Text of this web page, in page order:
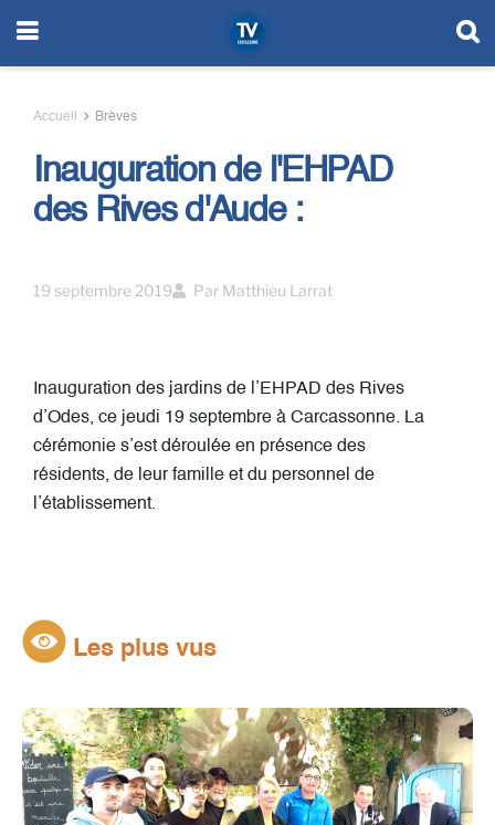
Accueil Brèves
Inauguration de l'EHPAD
des Rives d'Aude :
19 septembre 2019 Par Matthieu Larrat
Inauguration des jardins de l’EHPAD des Rives
d’Odes, ce jeudi 19 septembre à Carcassonne. La
cérémonie s’est déroulée en présence des
résidents, de leur famille et du personnel de
l’établissement.
Les plus vus